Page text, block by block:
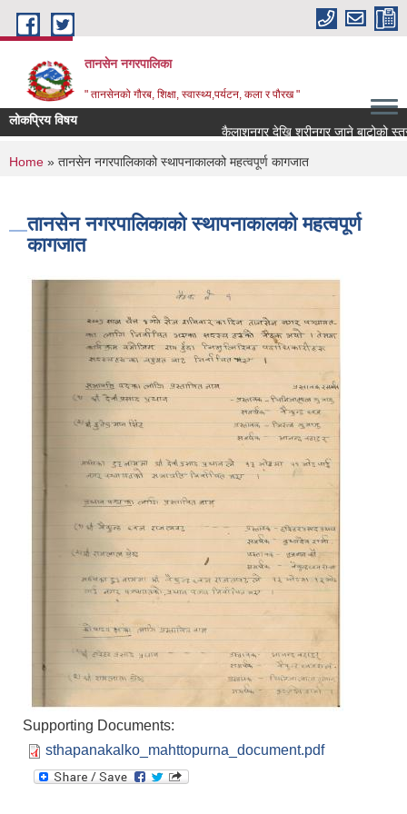
Skip to main content
तानसेन नगरपालिका
" तानसेनको गौरब, शिक्षा, स्वास्थ्य,पर्यटन, कला र पौरख "
लोकप्रिय विषय
You are here
Home » तानसेन नगरपालिकाको स्थापनाकालको महत्वपूर्ण कागजात
तानसेन नगरपालिकाको स्थापनाकालको महत्वपूर्ण
कागजात
Supporting Documents:
sthapanakalko_mahttopurna_document.pdf